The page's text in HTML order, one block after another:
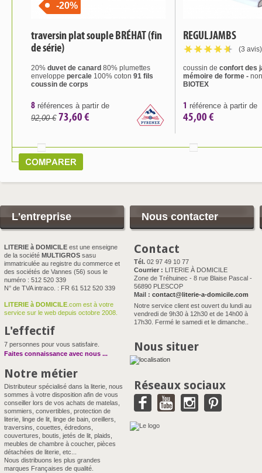
-20%
traversin plat souple BRÉHAT (fin
de série)
20% duvet de canard 80% plumettes
enveloppe percale 100% coton 91 fils
coussin de corps
8 références à partir de
92,00 € 73,60 €
REGULJAMBS
(3 avis)
coussin de confort des
mémoire de forme -
BIOTEX
1 référence à partir de
45,00 €
L'entreprise
LITERIE à DOMICILE est une enseigne
de la société MULTIGROS sasu
immatriculée au registre du commerce et
des sociétés de Vannes (56) sous le
numéro : 512 520 339
N° de TVA intraco. : FR 61 512 520 339
LITERIE à DOMICILE .com est à votre
service sur le web depuis octobre 2008.
L'effectif
7 personnes pour vous satisfaire.
Faites connaissance avec nous ...
Notre métier
Distributeur spécialisé dans la literie, nous
sommes à votre disposition afin de vous
conseiller lors de vos achats de matelas,
sommiers, convertibles, protection de
literie, linge de lit, linge de bain, oreillers,
traversins, couettes, édredons,
couvertures, boutis, jetés de lit, plaids,
meubles de chambre à coucher, pièces
détachées de literie, etc...
Nous distribuons les plus grandes
marques Françaises de qualité.
Nous contacter
Contact
Tél. 02 97 49 10 77
Courrier : LITERIE À DOMICILE
Zone de Tréhuinec - 8 rue Blaise Pascal -
56890 PLESCOP
Mail : contact@literie-a-domicile.com
Notre service client est ouvert du lundi au
vendredi de 9h30 à 12h30 et de 14h00 à
17h30. Fermé le samedi et le dimanche..
Nous situer
Réseaux sociaux